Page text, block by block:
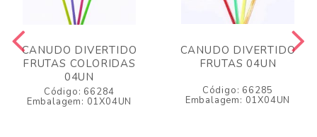
CANUDO DIVERTIDO
FRUTAS COLORIDAS
04UN
Código: 66284
Embalagem: 01X04UN
CANUDO DIVERTIDO
FRUTAS 04UN
Código: 66285
Embalagem: 01X04UN